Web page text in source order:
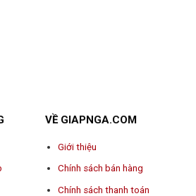
VỀ GIAPNGA.COM
Giới thiệu
Chính sách bán hàng
Chính sách thanh toán